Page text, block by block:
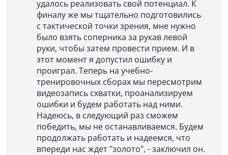
удалось реализовать свой потенциал. К
финалу же мы тщательно подготовились
с тактической точки зрения, мне нужно
было взять соперника за рукав левой
руки, чтобы затем провести прием. И в
этот момент я допустил ошибку и
проиграл. Теперь на учебно-
тренировочных сборах мы пересмотрим
видеозапись схватки, проанализируем
ошибки и будем работать над ними.
Надеюсь, в следующий раз сможем
победить, мы не останавливаемся. Будем
продолжать работать и надеемся, что
впереди нас ждет "золото", - заключил он.